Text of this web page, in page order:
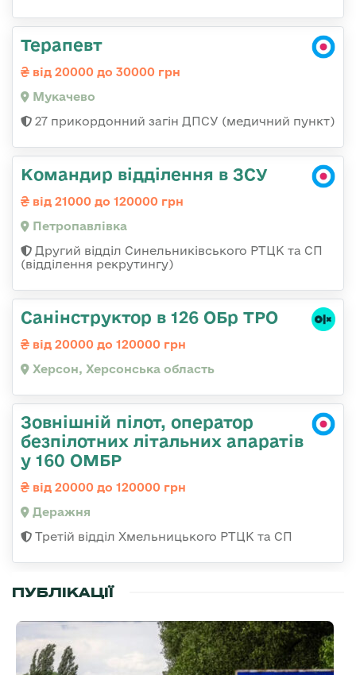
Терапевт
від 20000 до 30000 грн
Мукачево
27 прикордонний загін ДПСУ (медичний пункт)
Командир відділення в ЗСУ
від 21000 до 120000 грн
Петропавлівка
Другий відділ Синельниківського РТЦК та СП
(відділення рекрутингу)
Санінструктор в 126 ОБр ТРО
від 20000 до 120000 грн
Херсон, Херсонська область
Зовнішній пілот, оператор
безпілотних літальних апаратів
у 160 ОМБР
від 20000 до 120000 грн
Деражня
Третій відділ Хмельницького РТЦК та СП
ПУБЛІКАЦІЇ